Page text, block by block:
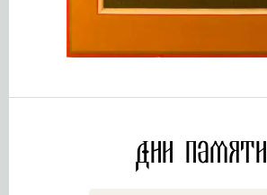
Дни памяти